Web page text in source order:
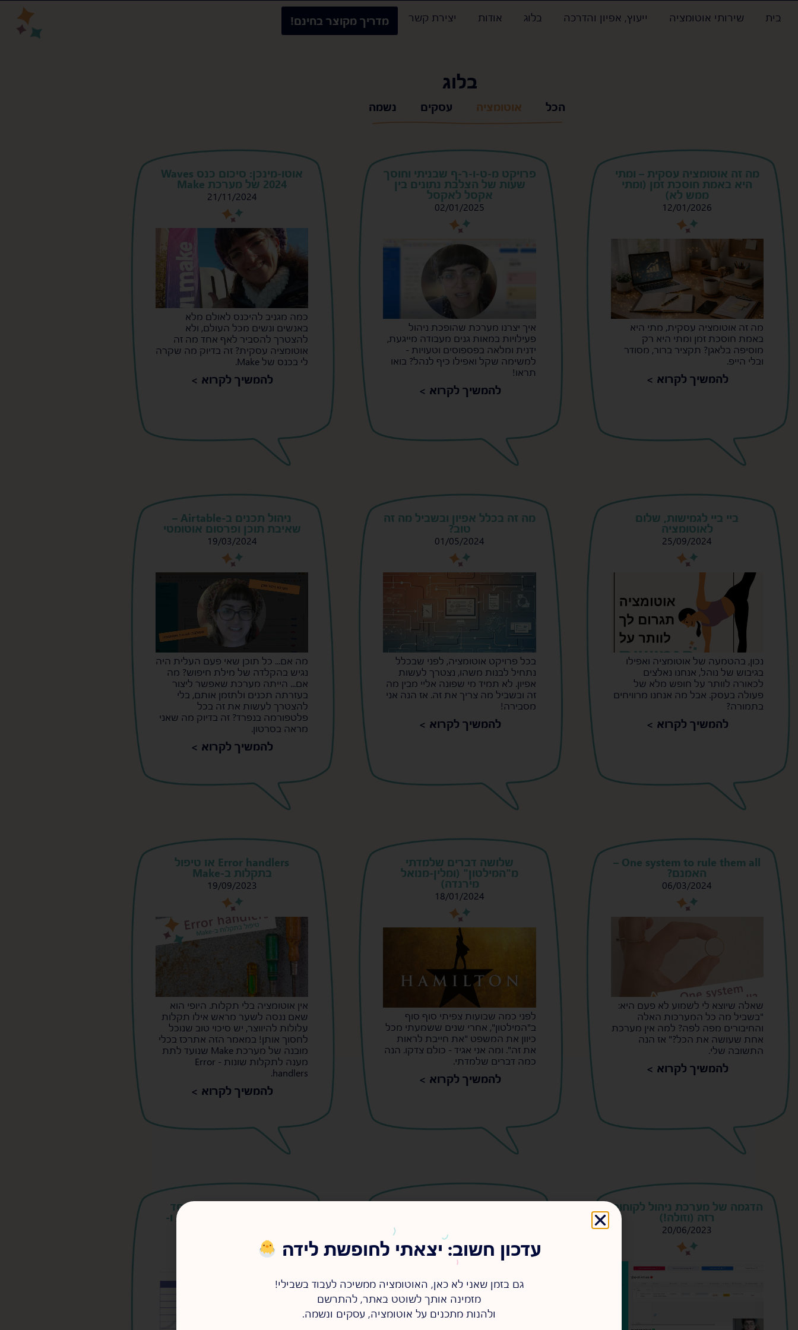
בית שירותי אוטומציה ייעוץ, אפיון והדרכה בלוג אודות יצירת קשר מדריך מקוצר בחינם!
בלוג
הכל אוטומציה עסקים נשמה
מה זה אוטומציה עסקית – ומתי
היא באמת חוסכת זמן (ומתי
ממש לא)
12/01/2026
s
s
מה זה אוטומציה עסקית, מתי היא
באמת חוסכת זמן ומתי היא רק
מוסיפה בלאגן? תקציר ברור, מסודר
ובלי הייפ.
להמשיך לקרוא >
פרויקט מ-ט-ו-ר-ף שבניתי וחוסך
שעות של הצלבת נתונים בין
אקסל לאקסל
02/01/2025
s
s
איך יצרנו מערכת שהופכת ניהול
פעילויות במאות גנים מעבודה מייגעת,
ידנית ומלאה בפספוסים וטעויות -
למשימה שקל ואפילו כיף לנהל? בואו
תראו!
להמשיך לקרוא >
אוטו-מינכן: סיכום כנס Waves
2024 של מערכת Make
21/11/2024
s
s
כמה מגניב להיכנס לאולם מלא
באנשים ונשים מכל העולם, ולא
להצטרך להסביר לאף אחד מה זה
אוטומציה עסקית? זה בדיוק מה שקרה
לי בכנס של Make.
להמשיך לקרוא >
ביי ביי לגמישות, שלום
לאוטומציה
25/09/2024
s
s
נכון, בהטמעה של אוטומציה ואפילו
בגיבוש של נוהל, אנחנו נאלצים
לכאורה לוותר על חופש מלא של
פעולה בעסק. אבל מה אנחנו מרוויחים
בתמורה?
להמשיך לקרוא >
מה זה בכלל אפיון ובשביל מה זה
טוב?
01/05/2024
s
s
בכל פרויקט אוטומציה, לפני שבכלל
נתחיל לבנות משהו, נצטרך לעשות
אפיון. לא תמיד מי שפונה אליי מבין מה
זה ובשביל מה צריך את זה. אז הנה אני
מסבירה!
להמשיך לקרוא >
ניהול תכנים ב-Airtable –
שאיבת תוכן ופרסום אוטומטי
19/03/2024
s
s
מה אם... כל תוכן שאי פעם העלית היה
נגיש בהקלדה של מילת חיפוש? מה
אם... הייתה מערכת שאפשר ליצור
בעזרתה תכנים ולתזמן אותם, בלי
להצטרך לעשות את זה בכל
פלטפורמה בנפרד? זה בדיוק מה שאני
מראה בסרטון.
להמשיך לקרוא >
One system to rule them all –
האמנם?
06/03/2024
s
s
שאלה שיוצא לי לשמוע לא פעם היא:
"בשביל מה כל המערכות האלה
והחיבורים מפה לפה? למה אין מערכת
אחת שעושה את הכל?" אז הנה
התשובה שלי.
להמשיך לקרוא >
שלושה דברים שלמדתי
מ"המילטון" (ומלין-מנואל
מירנדה)
18/01/2024
s
s
לפני כמה שבועות צפיתי סוף סוף
ב"המילטון", אחרי שנים ששמעתי מכל
כיוון את המשפט "את חייבת לראות
את זה". ומה אני אגיד - כולם צדקו. הנה
כמה דברים שלמדתי.
להמשיך לקרוא >
Error handlers או טיפול
בתקלות ב-Make
19/09/2023
s
s
אין אוטומציה בלי תקלות. היופי הוא
שאם ננסה לשער מראש אילו תקלות
עלולות להיווצר, יש סיכוי טוב שנוכל
לחסוך אותן! במאמר הזה אתרכז בכלי
מובנה של מערכת Make שנועד לתת
מענה לתקלות שונות - Error
handlers.
להמשיך לקרוא >
הדגמה של מערכת ניהול לקוחות
רזה (וזולה!)
20/06/2023
s
s
s
s
מערכת דיווח שבועי למוסד
לימודי – מבוססת Airtable ו-
עדכון חשוב: יצאתי לחופשת לידה
גם בזמן שאני לא כאן, האוטומציה ממשיכה לעבוד בשבילי!
מזמינה אותך לשוטט באתר, להתרשם
ולהנות מתכנים על אוטומציה, עסקים ונשמה.